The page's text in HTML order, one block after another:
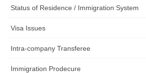
Status of Residence / Immigration System
Visa Issues
Intra-company Transferee
Immigration Prodecure